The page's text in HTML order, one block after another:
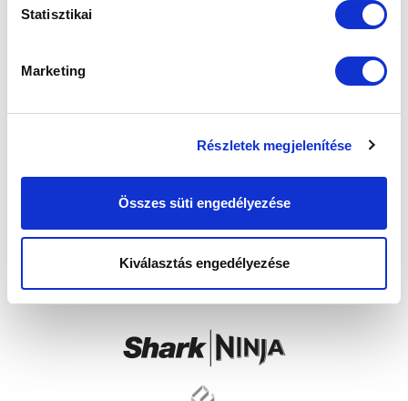
Statisztikai
Marketing
Részletek megjelenítése
Összes süti engedélyezése
Kiválasztás engedélyezése